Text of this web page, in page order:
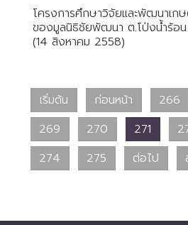
โครงการศึกษาวิจัยและพัฒนาเก
ของมูลนิธิชัยพัฒนา ต.โป่งน้ำร้อน
(14 สิงหาคม 2558)
เริ่มต้น ก่อนหน้า 266
269
270 271
274
275 ต่อไป